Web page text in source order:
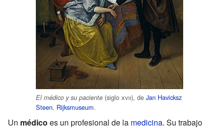
El médico y su paciente (siglo xvii), de Jan Havicksz
Steen, Rijksmuseum.
Un médico es un profesional de la medicina. Su trabajo